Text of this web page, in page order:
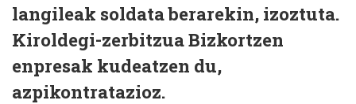
langileak soldata berarekin, izoztuta.
Kiroldegi-zerbitzua Bizkortzen
enpresak kudeatzen du,
azpikontratazioz.